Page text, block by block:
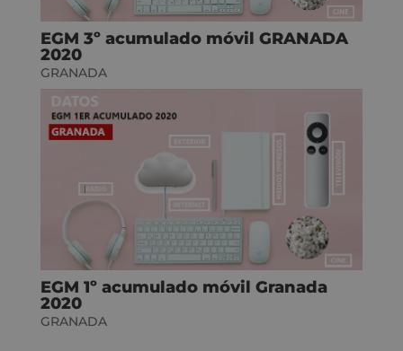
EGM 3º acumulado móvil GRANADA
2020
GRANADA
EGM 1º acumulado móvil Granada
2020
GRANADA